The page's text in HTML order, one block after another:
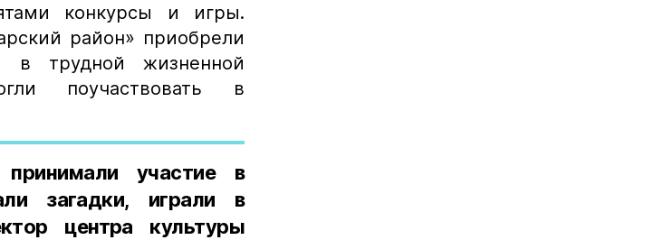
конкурсы и игры.
район» приобрели
в трудной жизненной
поучаствовать в
участие в
загадки, играли в
центра культуры